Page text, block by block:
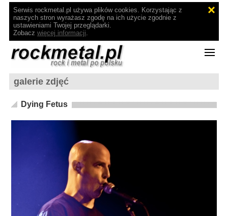
Serwis rockmetal.pl używa plików cookies. Korzystając z
naszych stron wyrażasz zgodę na ich użycie zgodnie z
ustawieniami Twojej przeglądarki.
Zobacz więcej informacji.
galerie zdjęć
Dying Fetus